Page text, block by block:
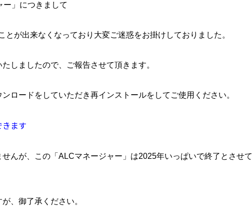
」につきまして
とが出来なくなっており大変ご迷惑をお掛けしておりました。
しましたので、ご報告させて頂きます。
ロードをしていただき再インストールをしてご使用ください。
ます
んが、この「ALCマネージャー」は2025年いっぱいで終了とさせて
、御了承ください。